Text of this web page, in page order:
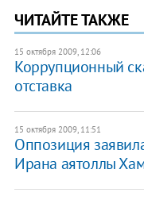
ЧИТАЙТЕ ТАКЖЕ
15 октября 2009, 12:06
Коррупционный
отставка
15 октября 2009, 11:51
Оппозиция
Ирана аятоллы